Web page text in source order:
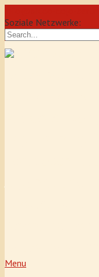
Soziale Netzwerke:
Menu